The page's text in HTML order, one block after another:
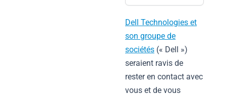
Dell Technologies et
son groupe de
sociétés (« Dell »)
seraient ravis de
rester en contact avec
vous et de vous